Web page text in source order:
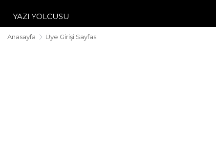
YAZI YOLCUSU
Anasayfa Üye Girişi Sayfası